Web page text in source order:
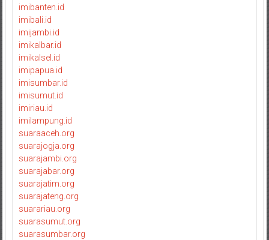
imibanten.id
imibali.id
imijambi.id
imikalbar.id
imikalsel.id
imipapua.id
imisumbar.id
imisumut.id
imiriau.id
imilampung.id
suaraaceh.org
suarajogja.org
suarajambi.org
suarajabar.org
suarajatim.org
suarajateng.org
suarariau.org
suarasumut.org
suarasumbar.org